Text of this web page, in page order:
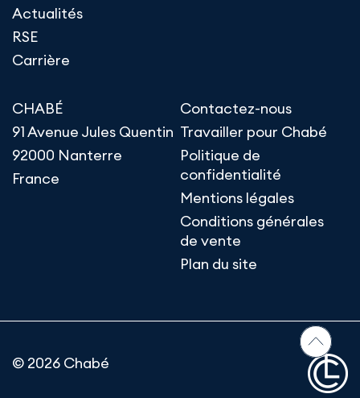
Actualités
RSE
Carrière
CHABÉ
91 Avenue Jules Quentin
92000 Nanterre
France
Contactez-nous
Travailler pour Chabé
Politique de
confidentialité
Mentions légales
Conditions générales
de vente
Plan du site
© 2026 Chabé